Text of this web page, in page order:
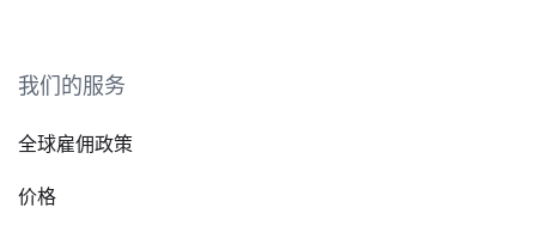
我们的服务
全球雇佣政策
价格